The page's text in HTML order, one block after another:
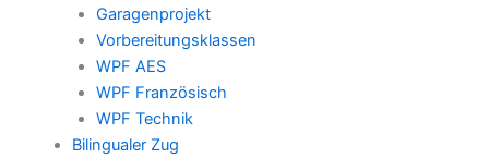
Garagenprojekt
Vorbereitungsklassen
WPF AES
WPF Französisch
WPF Technik
Bilingualer Zug